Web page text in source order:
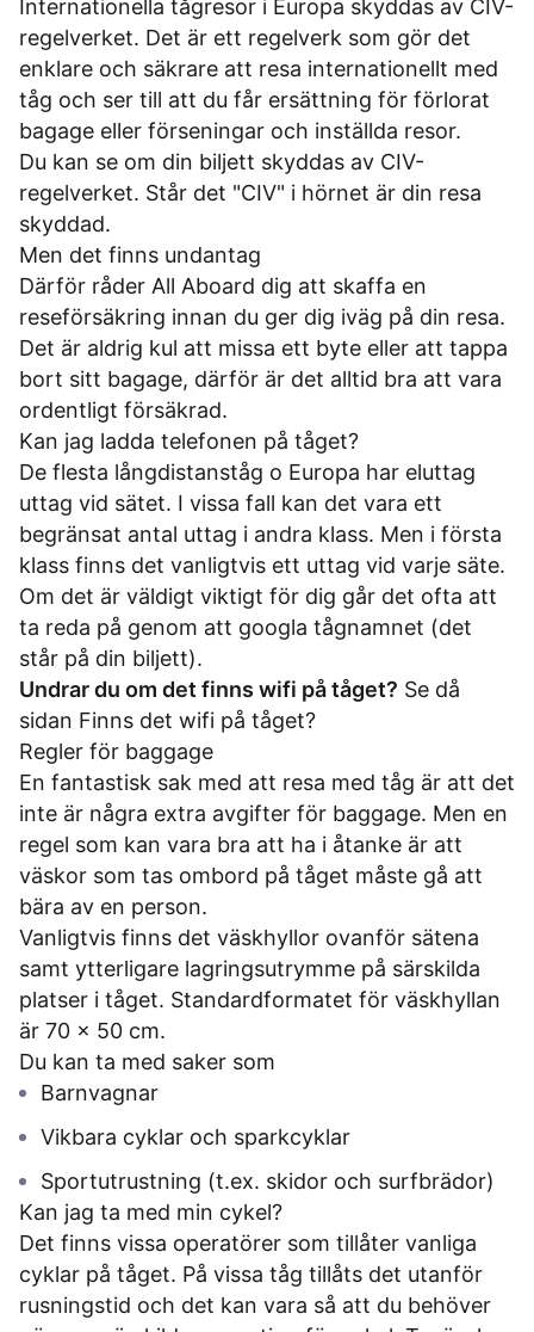
Internationella tågresor i Europa skyddas av CIV-
regelverket. Det är ett regelverk som gör det
enklare och säkrare att resa internationellt med
tåg och ser till att du får ersättning för förlorat
bagage eller förseningar och inställda resor.
Du kan se om din biljett skyddas av CIV-
regelverket. Står det "CIV" i hörnet är din resa
skyddad.
Men det finns undantag
Därför råder All Aboard dig att skaffa en
reseförsäkring innan du ger dig iväg på din resa.
Det är aldrig kul att missa ett byte eller att tappa
bort sitt bagage, därför är det alltid bra att vara
ordentligt försäkrad.
Kan jag ladda telefonen på tåget?
De flesta långdistanståg o Europa har eluttag
uttag vid sätet. I vissa fall kan det vara ett
begränsat antal uttag i andra klass. Men i första
klass finns det vanligtvis ett uttag vid varje säte.
Om det är väldigt viktigt för dig går det ofta att
ta reda på genom att googla tågnamnet (det
står på din biljett).
Undrar du om det finns wifi på tåget? Se då
sidan Finns det wifi på tåget?
Regler för baggage
En fantastisk sak med att resa med tåg är att det
inte är några extra avgifter för baggage. Men en
regel som kan vara bra att ha i åtanke är att
väskor som tas ombord på tåget måste gå att
bära av en person.
Vanligtvis finns det väskhyllor ovanför sätena
samt ytterligare lagringsutrymme på särskilda
platser i tåget. Standardformatet för väskhyllan
är 70 x 50 cm.
Du kan ta med saker som
Barnvagnar
Vikbara cyklar och sparkcyklar
Sportutrustning (t.ex. skidor och surfbrädor)
Kan jag ta med min cykel?
Det finns vissa operatörer som tillåter vanliga
cyklar på tåget. På vissa tåg tillåts det utanför
rusningstid och det kan vara så att du behöver